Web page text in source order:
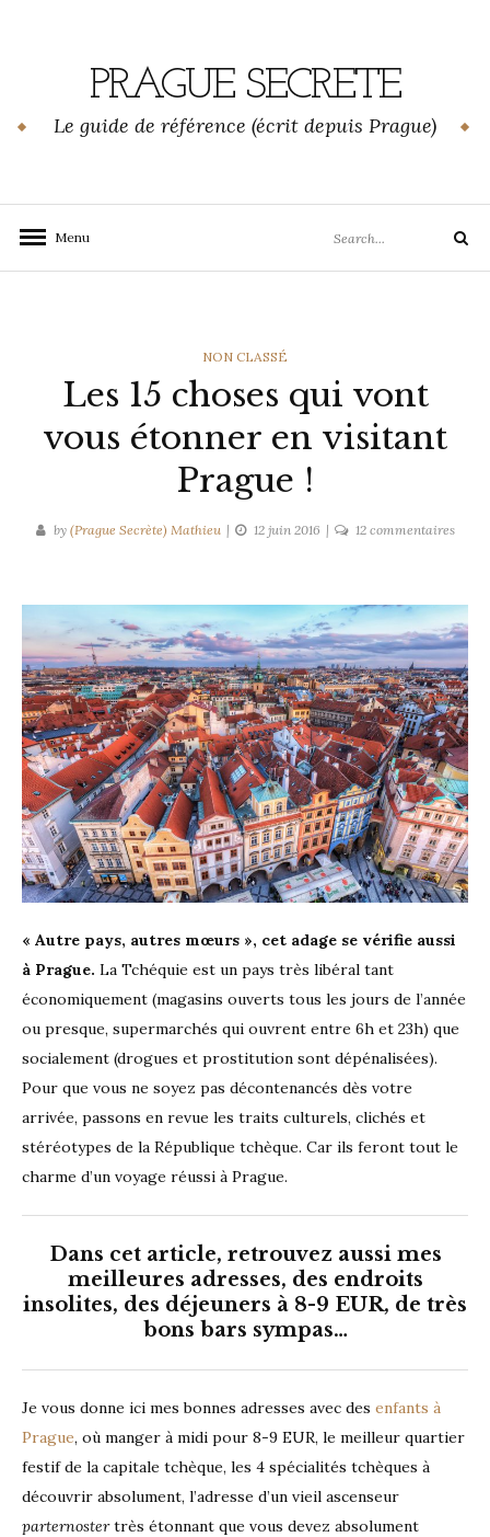
PRAGUE SECRETE
Le guide de référence (écrit depuis Prague)
Menu
for:
Search
CATEGORIES
NON CLASSÉ
Les 15 choses qui vont
vous étonner en visitant
Prague !
by (Prague Secrète) Mathieu 12 juin 2016 12 commentairessur
qui
vont
vous
en
!
« Autre pays, autres mœurs », cet adage se vérifie aussi
à Prague. La Tchéquie est un pays très libéral tant
économiquement (magasins ouverts tous les jours de l’année
ou presque, supermarchés qui ouvrent entre 6h et 23h) que
socialement (drogues et prostitution sont dépénalisées).
Pour que vous ne soyez pas décontenancés dès votre
arrivée, passons en revue les traits culturels, clichés et
stéréotypes de la République tchèque. Car ils feront tout le
charme d’un voyage réussi à Prague.
Dans cet article, retrouvez aussi mes
meilleures adresses, des endroits
insolites, des déjeuners à 8-9 EUR, de très
bons bars sympas…
Je vous donne ici mes bonnes adresses avec des enfants à
Prague, où manger à midi pour 8-9 EUR, le meilleur quartier
festif de la capitale tchèque, les 4 spécialités tchèques à
découvrir absolument, l’adresse d’un vieil ascenseur
parternostertrès étonnant que vous devez absolument